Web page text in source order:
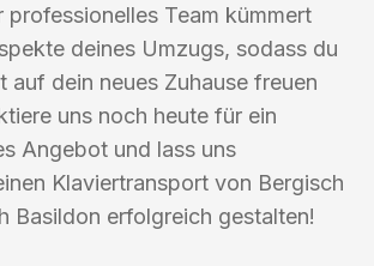
professionelles Team kümmert
deines Umzugs, sodass du
auf dein neues Zuhause freuen
uns noch heute für ein
Angebot und lass uns
Klaviertransport von Bergisch
Basildon erfolgreich gestalten!